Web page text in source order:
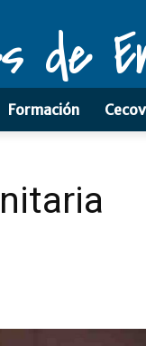
de
Formación